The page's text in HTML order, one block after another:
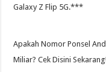
Galaxy Z Flip 5G.***
Apakah Nomor Ponsel
Miliar? Cek Disini